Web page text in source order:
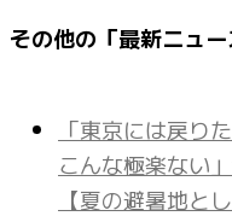
その他の「最新ニュ
「東京には戻り
こんな極楽ない
【夏の避暑地と